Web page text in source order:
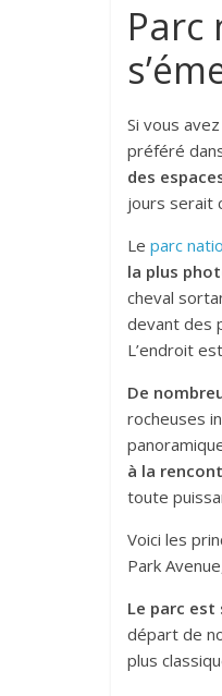
Parc
Si vous
préféré
des
jours serait
Le parc
la plus
cheval
devant des
L’endroit
De
rocheuses
à la
toute
Voici les
Park
Le parc
départ de
plus